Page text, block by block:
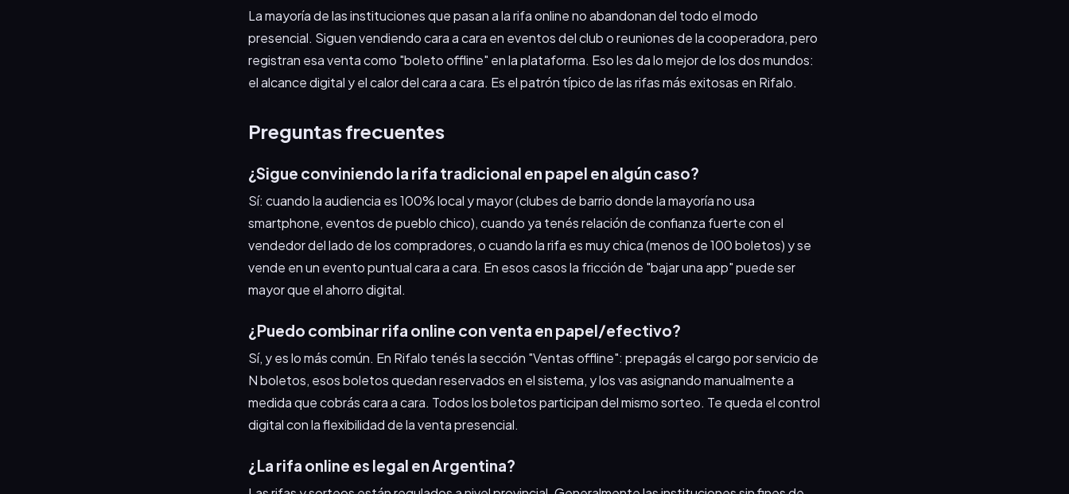
La mayoría de las instituciones que pasan a la rifa online no abandonan del todo el modo
presencial. Siguen vendiendo cara a cara en eventos del club o reuniones de la cooperadora, pero
registran esa venta como "boleto offline" en la plataforma. Eso les da lo mejor de los dos mundos:
el alcance digital y el calor del cara a cara. Es el patrón típico de las rifas más exitosas en Rifalo.
Preguntas frecuentes
¿Sigue conviniendo la rifa tradicional en papel en algún caso?
Sí: cuando la audiencia es 100% local y mayor (clubes de barrio donde la mayoría no usa
smartphone, eventos de pueblo chico), cuando ya tenés relación de confianza fuerte con el
vendedor del lado de los compradores, o cuando la rifa es muy chica (menos de 100 boletos) y se
vende en un evento puntual cara a cara. En esos casos la fricción de "bajar una app" puede ser
mayor que el ahorro digital.
¿Puedo combinar rifa online con venta en papel/efectivo?
Sí, y es lo más común. En Rifalo tenés la sección "Ventas offline": prepagás el cargo por servicio de
N boletos, esos boletos quedan reservados en el sistema, y los vas asignando manualmente a
medida que cobrás cara a cara. Todos los boletos participan del mismo sorteo. Te queda el control
digital con la flexibilidad de la venta presencial.
¿La rifa online es legal en Argentina?